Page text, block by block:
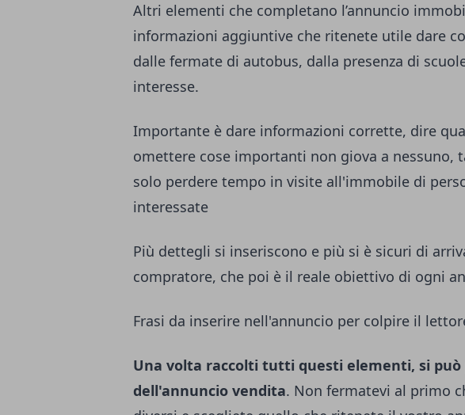
Altri elementi che completano l’annuncio
informazioni aggiuntive che ritenete utile dare
dalle fermate di autobus, dalla presenza di
interesse.
Importante è dare informazioni corrette, dire
omettere cose importanti non giova a nessuno,
solo perdere tempo in visite all'immobile di
interessate
Più dettegli si inseriscono e più si è sicuri di
compratore, che poi è il reale obiettivo di ogni
Frasi da inserire nell'annuncio per colpire il
Una volta raccolti tutti questi elementi, si può
dell'annuncio vendita. Non fermatevi al primo